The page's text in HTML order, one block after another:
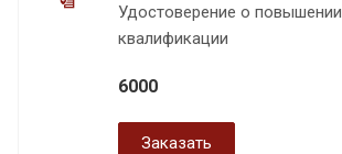
Удостоверение о повышении
квалификации
6000
Заказать